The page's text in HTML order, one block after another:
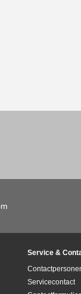
Service &
Servicecontact